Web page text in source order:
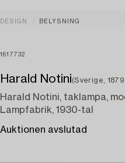
DESIGN BELYSNING
1617732
Harald Notini(Sverige,
Harald Notini, taklampa,
Lampfabrik, 1930-tal
Auktionen avslutad